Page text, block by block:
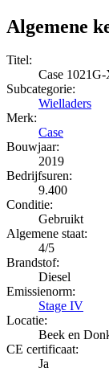
Algemene
Titel:
Case
Subcategorie:
Wielladers
Merk:
Case
Bouwjaar:
2019
Bedrijfsuren:
9.400
Conditie:
Gebruikt
Algemene staat:
4/5
Brandstof:
Diesel
Emissienorm:
Stage IV
Locatie:
Beek en
CE certificaat:
Ja